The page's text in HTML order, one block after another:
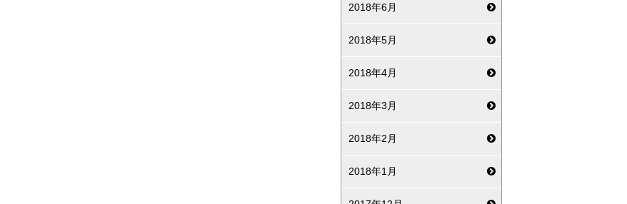
2018年6月
2018年5月
2018年4月
2018年3月
2018年2月
2018年1月